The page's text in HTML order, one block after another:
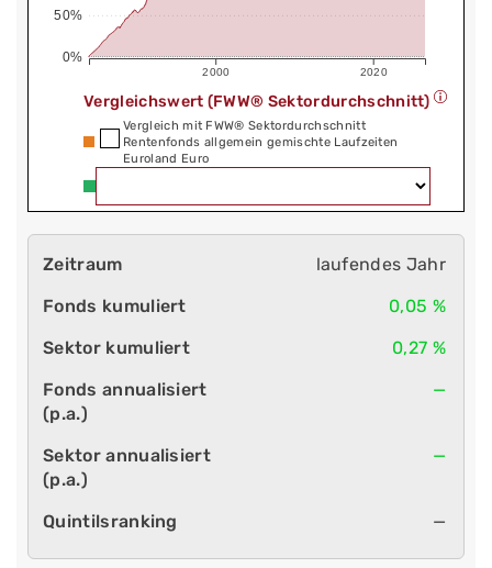
2000 2020
0%
50%
Vergleichswert (FWW® Sektordurchschnitt)
Vergleich mit FWW® Sektordurchschnitt
Rentenfonds allgemein gemischte Laufzeiten
Euroland Euro
laufendes Jahr
0,05 %
0,27 %
—
—
—